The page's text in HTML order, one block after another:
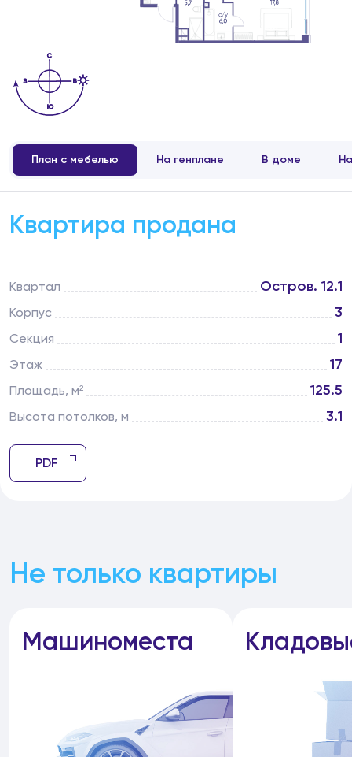
План с мебелью На генплане В доме
Квартал Остров. 12.1
Корпус 3
Секция 1
Этаж 17
Площадь, м² 125.5
Высота потолков, м 3.1
PDF
Квартира продана
Не только квартиры
Машиноместа